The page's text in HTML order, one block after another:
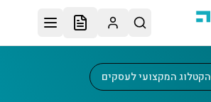
הקטלוג המקצועי לעסקים